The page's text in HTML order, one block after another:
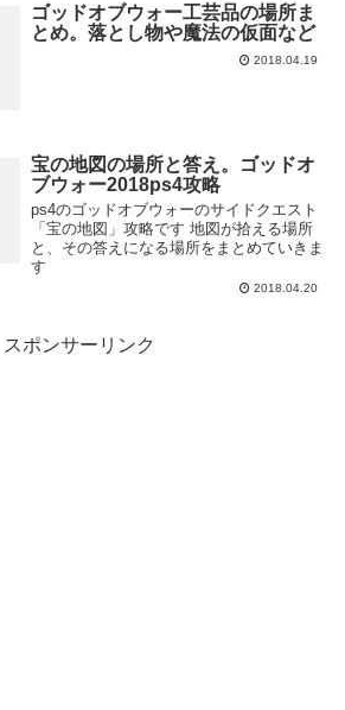
ゴッドオブウォー工芸品の場所ま
とめ。落とし物や魔法の仮面など
2018.04.19
宝の地図の場所と答え。ゴッドオ
ブウォー2018ps4攻略
ps4のゴッドオブウォーのサイドクエスト
「宝の地図」攻略です 地図が拾える場所
と、その答えになる場所をまとめていきま
す
2018.04.20
スポンサーリンク